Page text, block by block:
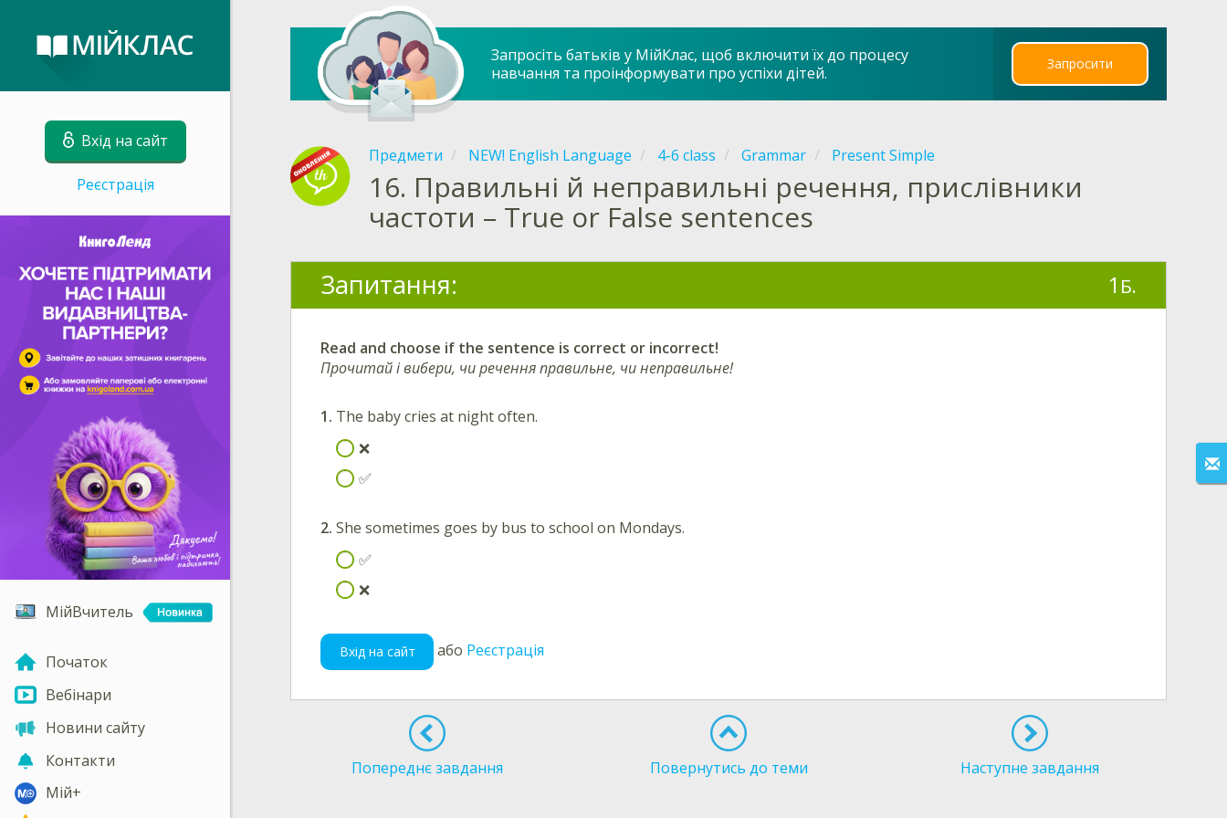
Вхід на сайт
Реєстрація
МійВчитель
Початок
Вебінари
Новини сайту
Контакти
Мій+
Запросіть батьків у МійКлас, щоб включити їх до процесу
навчання та проінформувати про успіхи дітей.
Запросити
Предмети NEW! English Language 4-6 class Grammar Present Simple
16. Правильні й неправильні речення, прислівники
частоти – True or False sentences
Запитання: 1 Б.
Read and choose if the sentence is correct or incorrect!
Прочитай і вибери, чи речення правильне, чи неправильне!
The baby cries at night often.
❌
✅
She sometimes goes by bus to school on Mondays.
✅
❌
Вхід на сайт або Реєстрація
Попереднє завдання Повернутись до теми Наступне завдання